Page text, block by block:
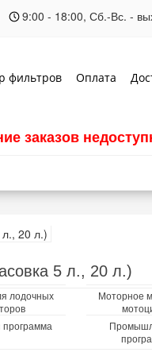
9:00 - 18:00, Сб.-Вс. -
фильтров Оплата
заказов
5 л., 20 л.)
лодочных
Моторное